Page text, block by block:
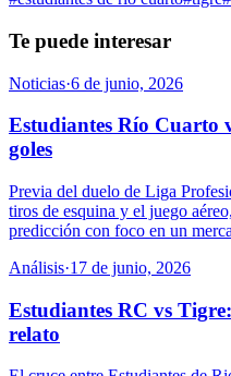
Te puede interesar
Noticias·6 de junio, 2026
Estudiantes Río Cuarto
goles
Previa del duelo de Liga
tiros de esquina y el juego
predicción con foco en un
Análisis·17 de junio, 2026
Estudiantes RC vs
relato